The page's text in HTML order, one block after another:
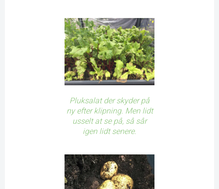
Pluksalat der skyder på
ny efter klipning. Men lidt
usselt at se på, så sår
igen lidt senere.